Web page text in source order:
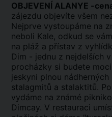
OBJEVENÍ ALANYE -
zájezdu objevíte všem
Nejprve vystoupáme na
neboli Kale, odkud se
na pláž a přístav z
Dim - jednu z nejdelších
procházky si budete
jeskyni plnou
stalagmitů a stalaktitů.
vydáme na známé
Dimcay. V restauraci